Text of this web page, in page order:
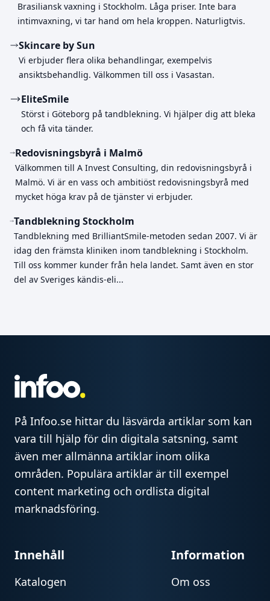
Brasiliansk vaxning i Stockholm. Låga priser. Inte bara
intimvaxning, vi tar hand om hela kroppen. Naturligtvis.
Skincare by Sun
Vi erbjuder flera olika behandlingar, exempelvis
ansiktsbehandlig. Välkommen till oss i Vasastan.
EliteSmile
Störst i Göteborg på tandblekning. Vi hjälper dig att bleka
och få vita tänder.
Redovisningsbyrå i Malmö
Välkommen till A Invest Consulting, din redovisningsbyrå i
Malmö. Vi är en vass och ambitiöst redovisningsbyrå med
mycket höga krav på de tjänster vi erbjuder.
Tandblekning Stockholm
Tandblekning med BrilliantSmile-metoden sedan 2007. Vi är
idag den främsta kliniken inom tandblekning i Stockholm.
Till oss kommer kunder från hela landet. Samt även en stor
del av Sveriges kändis-eli...
På Infoo.se hittar du läsvärda artiklar som kan
vara till hjälp för din digitala satsning, samt
även mer allmänna artiklar inom olika
områden. Populära artiklar är till exempel
content marketing och ordlista digital
marknadsföring.
Innehåll
Katalogen
Information
Om oss